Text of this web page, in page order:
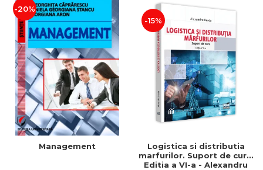
-20%
Management
-15%
Logistica si distributia
marfurilor. Suport de curs.
Editia a VI-a - Alexandru